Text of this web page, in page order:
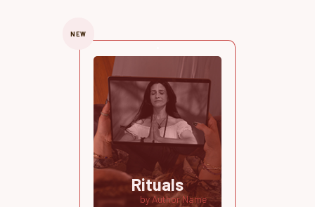
NEW
Rituals
by Author Name